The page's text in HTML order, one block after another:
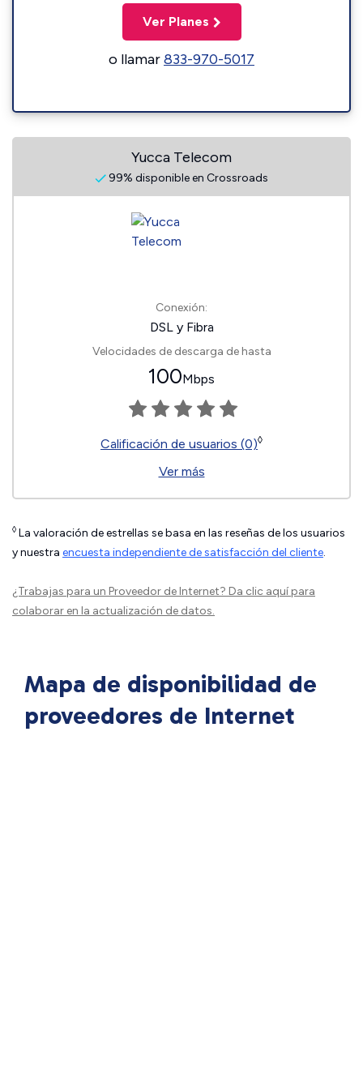
Ver Planes
o llamar833-970-5017
Yucca Telecom
99% disponible en Crossroads
Conexión:
DSL y Fibra
Velocidades de descarga de hasta
100Mbps
Calificación de usuarios (0)◊
Ver más
◊ La valoración de estrellas se basa en las reseñas de los usuarios
y nuestra encuesta independiente de satisfacción del cliente.
¿Trabajas para un Proveedor de Internet? Da clic aquípara
colaborar en la actualización de datos.
Mapa de disponibilidad de
proveedores de Internet